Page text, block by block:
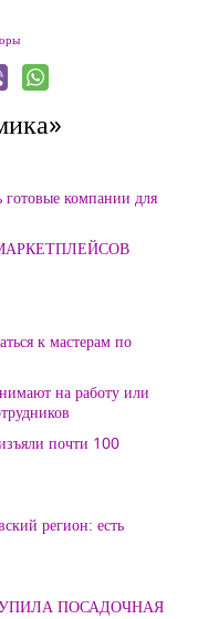
компании для
к мастерам по
на работу или
почти 100
регион: есть
ПОСАДОЧНАЯ